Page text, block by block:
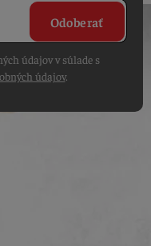
Odoberať
údajov v súlade s
údajov.